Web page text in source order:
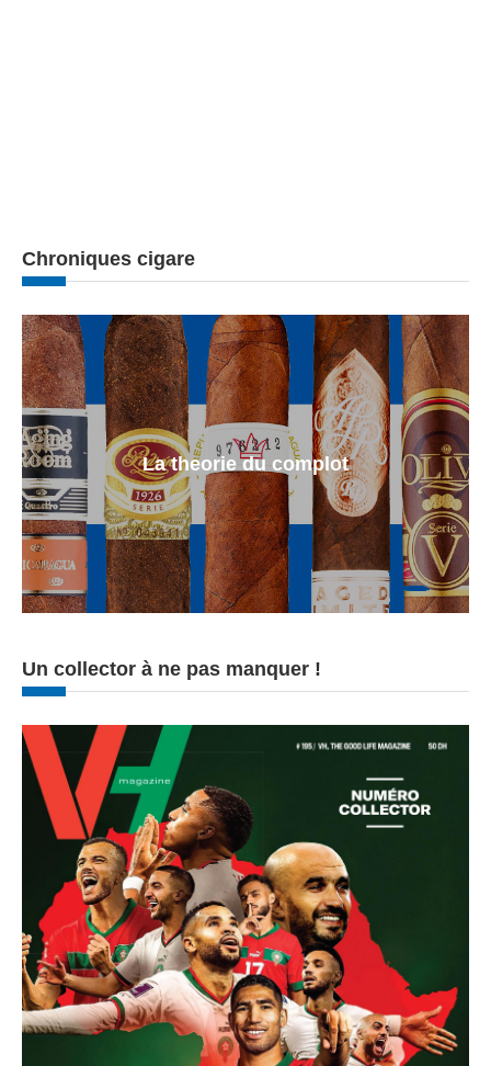
Chroniques cigare
La theorie du complot
Un collector à ne pas manquer !